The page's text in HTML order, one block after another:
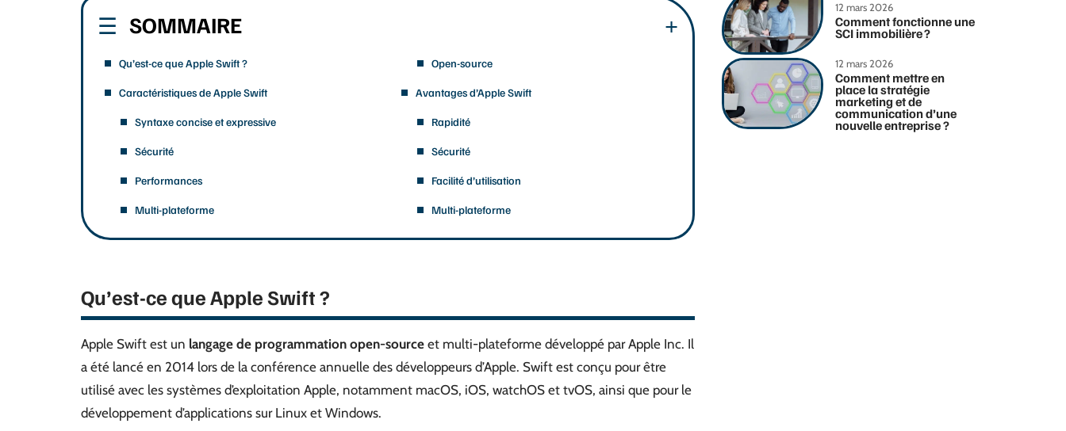
SOMMAIRE
Qu’est-ce que Apple Swift ?
Caractéristiques de Apple Swift
Syntaxe concise et expressive
Sécurité
Performances
Multi-plateforme
Open-source
Avantages d’Apple Swift
Rapidité
Sécurité
Facilité d’utilisation
Multi-plateforme
Qu’est-ce que Apple Swift ?
Apple Swift est un langage de programmation open-source et multi-plateforme développé par Apple Inc. Il
a été lancé en 2014 lors de la conférence annuelle des développeurs d’Apple. Swift est conçu pour être
utilisé avec les systèmes d’exploitation Apple, notamment macOS, iOS, watchOS et tvOS, ainsi que pour le
développement d’applications sur Linux et Windows.
12 mars 2026
Comment fonctionne une
SCI immobilière ?
12 mars 2026
Comment mettre en
place la stratégie
marketing et de
communication d’une
nouvelle entreprise ?